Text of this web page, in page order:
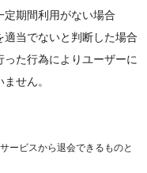
期間利用がない場合
当でないと判断した場合
た行為によりユーザーに
せん。
ービスから退会できるものと